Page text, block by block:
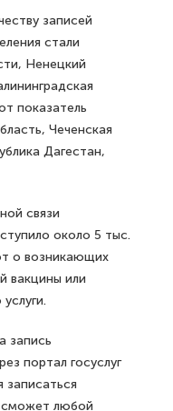
записей
стали
Ненецкий
показатель
Чеченская
Дагестан,
связи
около 5 тыс.
о возникающих
вакцины или
запись
портал госуслуг
сможет любой